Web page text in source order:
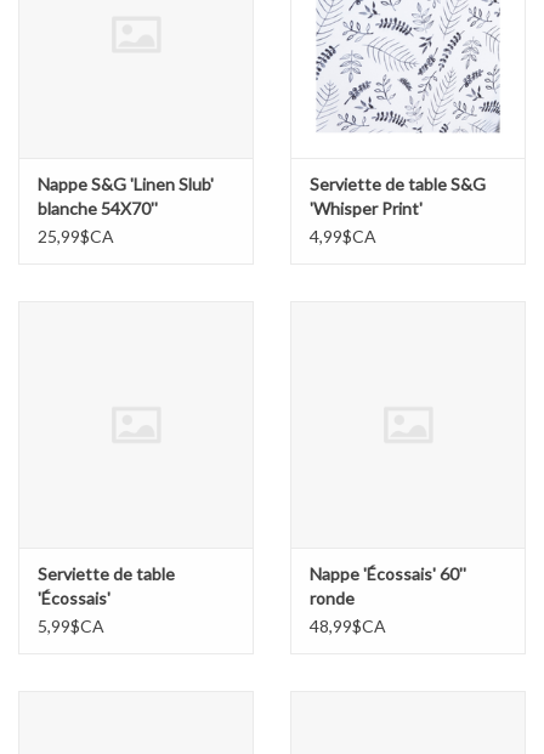
Nappe S&G 'Linen Slub'
blanche 54X70''
25,99$CA
Serviette de table S&G
'Whisper Print'
4,99$CA
Serviette de table
'Écossais'
5,99$CA
Nappe 'Écossais' 60''
ronde
48,99$CA